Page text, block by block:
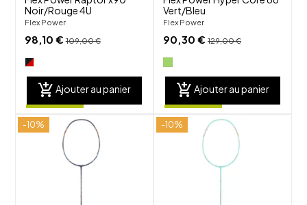
Noir/Rouge 4U
Flex Power
98,10 €109,00 €
add_shopping_cart Ajouter au panier
Vert/Bleu
Flex Power
90,30 € 129,00 €
add_shopping_cart Ajouter au panier
-10% -10%